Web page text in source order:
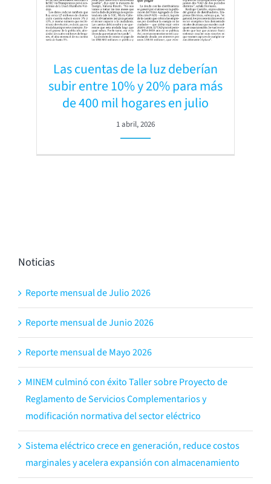
Las cuentas de la luz deberían
subir entre 10% y 20% para más
de 400 mil hogares en julio
1 abril, 2026
Noticias
Reporte mensual de Julio 2026
Reporte mensual de Junio 2026
Reporte mensual de Mayo 2026
MINEM culminó con éxito Taller sobre Proyecto de
Reglamento de Servicios Complementarios y
modificación normativa del sector eléctrico
Sistema eléctrico crece en generación, reduce costos
marginales y acelera expansión con almacenamiento